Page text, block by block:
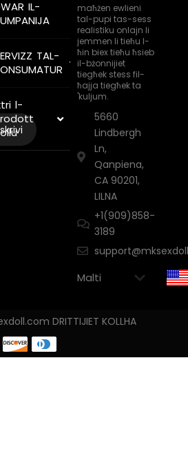
IL-
TAL-
l-
maħżen ewlieni
tal-pupi tas-sess
realistiku onlajn li
jemmen li tieħu l-
ħin biex tieħu ħsieb
il-bżonnijiet
tiegħek stess fil-
ħajja tiegħek ta
'kuljum.
5660
Lindbergh
Ln,
Qanpiena,
CA 90201,
LILNA
+1(909)858-
3189
DRITTIJIET KOLLHA